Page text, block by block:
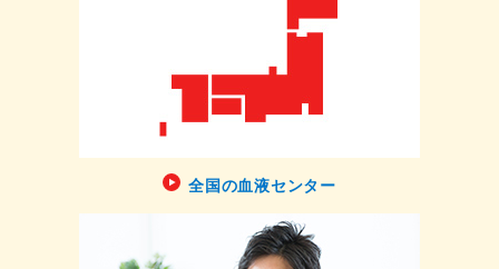
全国の血液センター